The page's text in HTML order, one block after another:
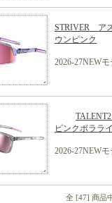
STRIVER ア
ウンピンク
2026-27NEW
ピンクポララ
2026-27NEW
全 [47] 商品